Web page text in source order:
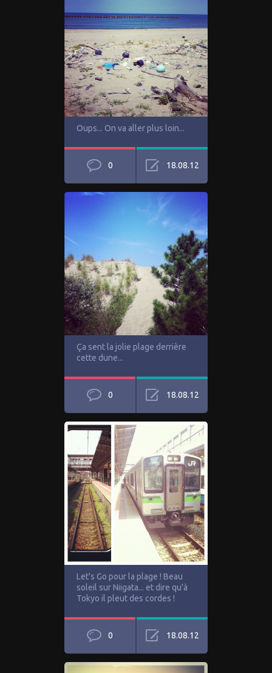
Oups... On va aller plus loin...
0 18.08.12
Ça sent la jolie plage derrière
cette dune...
0 18.08.12
Let's Go pour la plage ! Beau
soleil sur Niigata... et dire qu'à
Tokyo il pleut des cordes !
0 18.08.12